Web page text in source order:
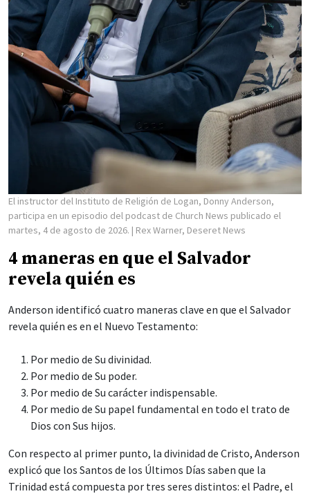
El instructor del Instituto de Religión de Logan, Donny Anderson,
participa en un episodio del podcast de Church News publicado el
martes, 4 de agosto de 2026. | Rex Warner, Deseret News
4 maneras en que el Salvador
revela quién es
Anderson identificó cuatro maneras clave en que el Salvador
revela quién es en el Nuevo Testamento:
Por medio de Su divinidad.
Por medio de Su poder.
Por medio de Su carácter indispensable.
Por medio de Su papel fundamental en todo el trato de
Dios con Sus hijos.
Con respecto al primer punto, la divinidad de Cristo, Anderson
explicó que los Santos de los Últimos Días saben que la
Trinidad está compuesta por tres seres distintos: el Padre, el